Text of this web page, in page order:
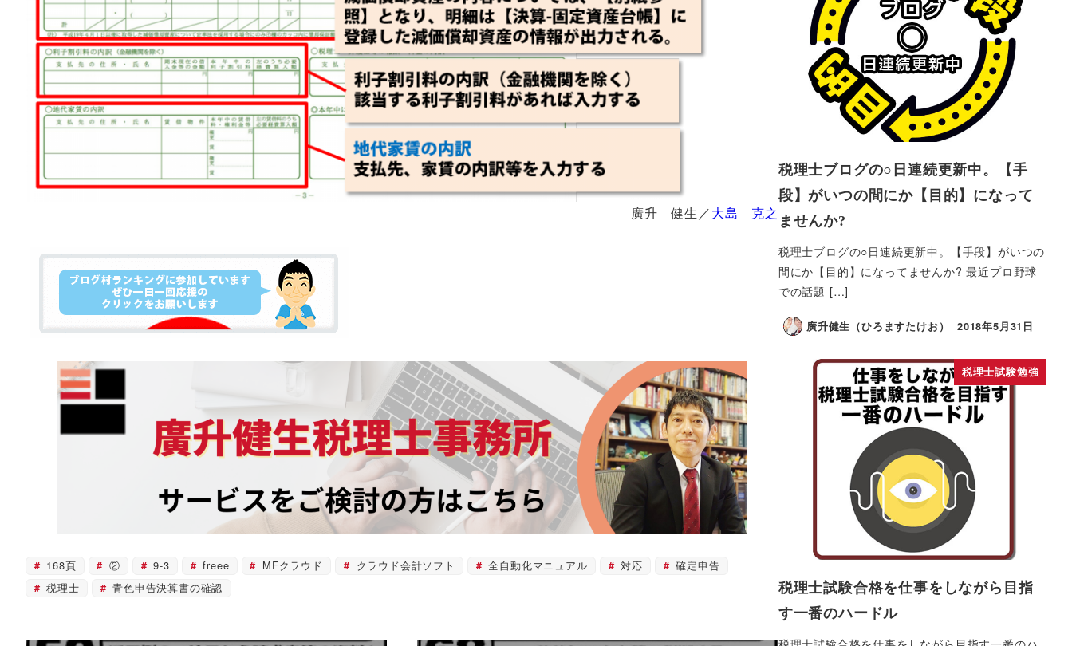
廣升 健生／大島 克之
168頁 ② 9-3 freee MFクラウド クラウド会計ソフト 全自動化マニュアル 対応
確定申告
税理士
青色申告決算書の確認
税理士ブログの○日連続更新中。【手
段】がいつの間にか【目的】になって
ませんか?
税理士ブログの○日連続更新中。【手段】がいつの
間にか【目的】になってませんか? 最近プロ野球
での話題 […]
廣升健生（ひろますたけお） 2018年5月31日
税理士試験勉強
税理士試験合格を仕事をしながら目指
す一番のハードル